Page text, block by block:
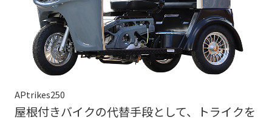
APtrikes250
屋根付きバイクの代替手段として、トライクを